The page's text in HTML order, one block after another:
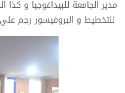
مدير الجامعة للبيداغوجيا و كذا
للتخطيط و البروفيسور رجم